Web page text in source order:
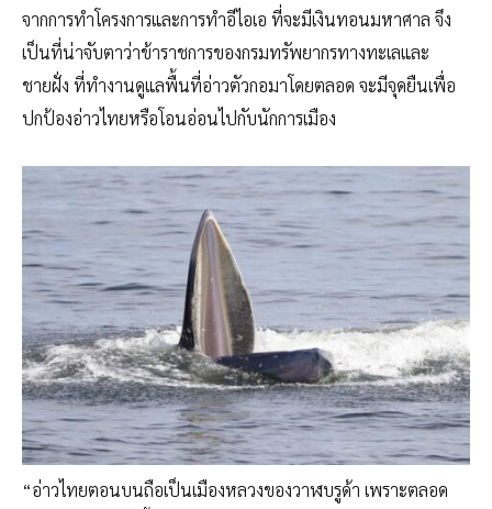
จากการทำโครงการและการทำอีไอเอ ที่จะมีเงินทอนมหาศาล จึง
เป็นที่น่าจับตาว่าข้าราชการของกรมทรัพยากรทางทะเลและ
ชายฝั่ง ที่ทำงานดูแลพื้นที่อ่าวตัวกอมาโดยตลอด จะมีจุดยืนเพื่อ
ปกป้องอ่าวไทยหรือโอนอ่อนไปกับนักการเมือง
“อ่าวไทยตอนบนถือเป็นเมืองหลวงของวาฬบรูด้า เพราะตลอด